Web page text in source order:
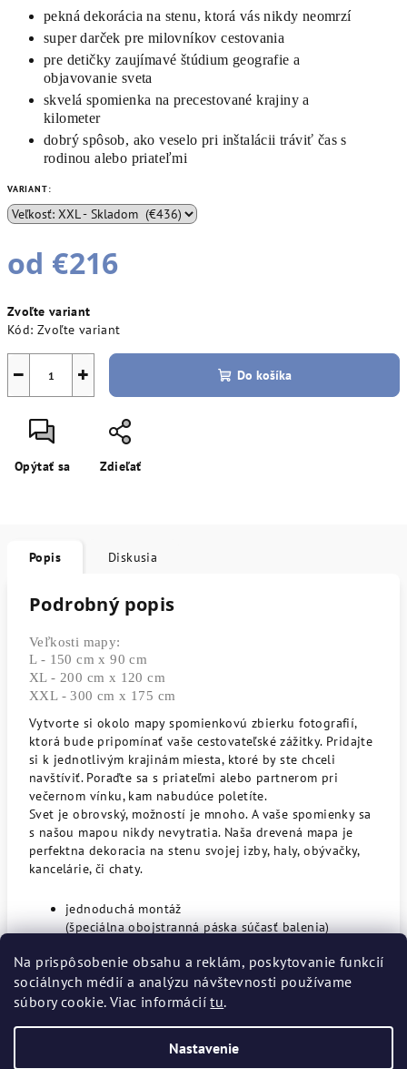
Na prispôsobenie obsahu a reklám, poskytovanie funkcií
sociálnych médií a analýzu návštevnosti používame
súbory cookie. Viac informáciítu.
Nastavenie
pekná dekorácia na stenu, ktorá vás nikdy neomrzí
super darček pre milovníkov cestovania
pre detičky zaujímavé štúdium geografie a
objavovanie sveta
skvelá spomienka na precestované krajiny a
kilometer
dobrý spôsob, ako veselo pri inštalácii tráviť čas s
rodinou alebo priateľmi
VARIANT:
od €216
cena:
Zvoľte variant
Kód: Zvoľte variant
+
− Do košíka
Opýtať sa Zdieľať
Popis Diskusia
Podrobný popis
Veľkosti mapy:
L - 150 cm x 90 cm
XL - 200 cm x 120 cm
XXL - 300 cm x 175 cm
Vytvorte si okolo mapy spomienkovú zbierku fotografií,
ktorá bude pripomínať vaše cestovateľské zážitky. Pridajte
si k jednotlivým krajinám miesta, ktoré by ste chceli
navštíviť. Poraďte sa s priateľmi alebo partnerom pri
večernom vínku, kam nabudúce poletíte.
Svet je obrovský, možností je mnoho. A vaše spomienky sa
s našou mapou nikdy nevytratia. Naša drevená mapa je
perfektna dekoracia na stenu svojej izby, haly, obývačky,
kancelárie, či chaty.
jednoduchá montáž
(špeciálna obojstrannápáska súčasťbalenia)
štáty a provincie USA, Kanady a Austrálie
hrúbka6mm